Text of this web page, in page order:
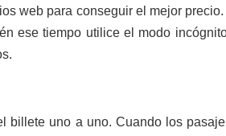
web para conseguir el mejor
ese tiempo utilice el modo
uno a uno. Cuando los